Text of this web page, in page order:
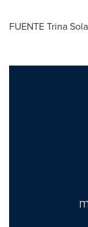
FUENTE Trina